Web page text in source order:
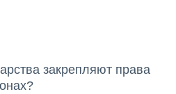
закрепляют права